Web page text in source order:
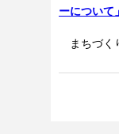
ーについて」
まちづく